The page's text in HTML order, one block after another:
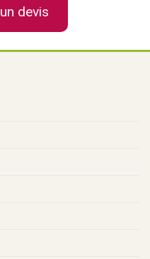
devis